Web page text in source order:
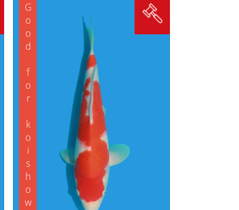
Good for koishow